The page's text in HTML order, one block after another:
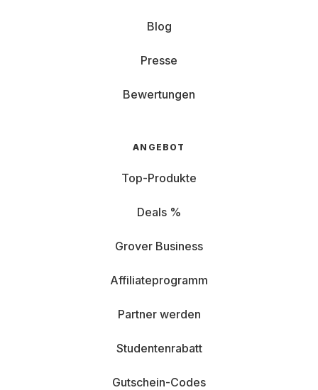
Blog
Presse
Bewertungen
ANGEBOT
Top-Produkte
Deals %
Grover Business
Affiliateprogramm
Partner werden
Studentenrabatt
Gutschein-Codes